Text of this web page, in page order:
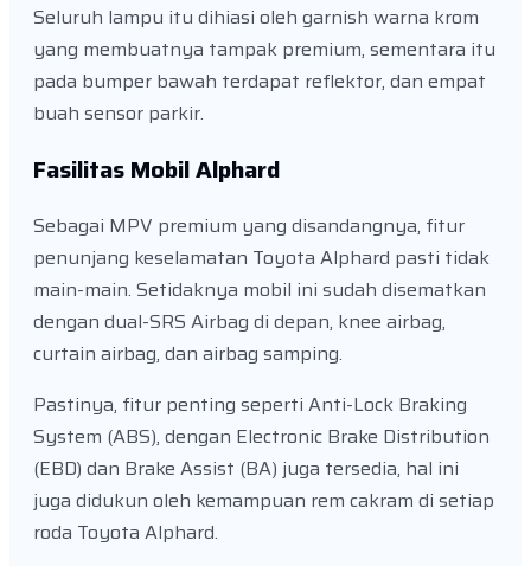
Seluruh lampu itu dihiasi oleh garnish warna krom
yang membuatnya tampak premium, sementara itu
pada bumper bawah terdapat reflektor, dan empat
buah sensor parkir.
Fasilitas Mobil Alphard
Sebagai MPV premium yang disandangnya, fitur
penunjang keselamatan Toyota Alphard pasti tidak
main-main. Setidaknya mobil ini sudah disematkan
dengan dual-SRS Airbag di depan, knee airbag,
curtain airbag, dan airbag samping.
Pastinya, fitur penting seperti Anti-Lock Braking
System (ABS), dengan Electronic Brake Distribution
(EBD) dan Brake Assist (BA) juga tersedia, hal ini
juga didukun oleh kemampuan rem cakram di setiap
roda Toyota Alphard.